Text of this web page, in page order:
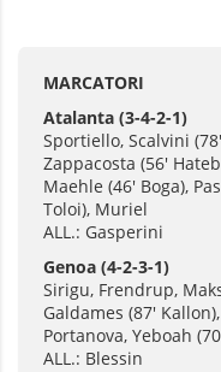
MARCATORI
Atalanta (3-4-2-1)
Sportiello, Scalvini
Zappacosta (56'
Maehle (46' Boga),
Toloi), Muriel
ALL.: Gasperini
Genoa (4-2-3-1)
Sirigu, Frendrup,
Galdames (87'
Portanova, Yeboah
ALL.: Blessin